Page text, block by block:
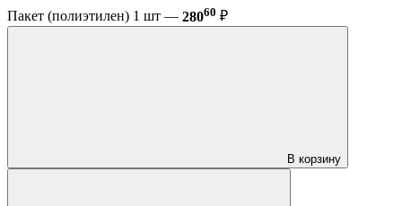
Пакет (полиэтилен) 1 шт — 28060 ₽
В корзину